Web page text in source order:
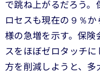
で跳ね上がるだろう
ロセスも現在の９％か
様の急増を示す。保険
スをほぼゼロタッチ
方を削減しようと、